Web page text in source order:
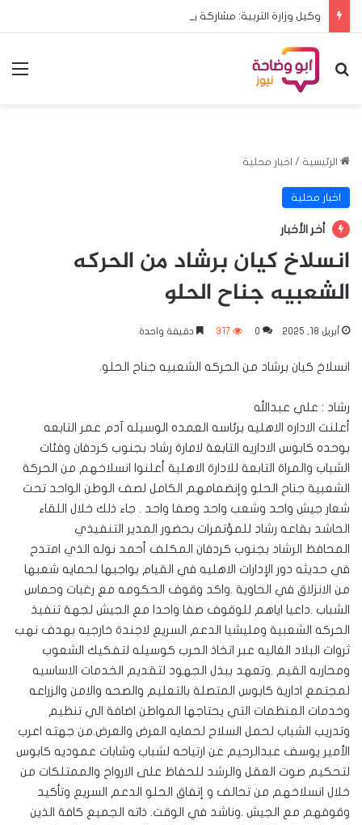
بحث عن
الرئيسية / اخبار محلية
اخبار محلية
أخر الأخبار
انسلاخ كيان برشاد من الحركه
الشعبيه جناح الحلو
أبريل 18, 2025 0
317 دقيقة واحدة
انسلاخ كيان برشاد من الحركه الشعبيه جناح الحلو.
رشاد : علي عبدالله
أعلنت الاداره الاهليه برئاسه العمده الوسيله آدم عمر التابعه
بوحده كابوس الاداريه التابعة لامارة رشاد بجنوب كردفان وفئات
الشباب والمراة التابعة للادارة الاهلية أعلنوا انسلاخهم من الحركة
الشعبية جناح الحلو وإنضمامهم الكامل لصف الوطن الواحد تحت
شعار جيش واحد وشعب واحد وصفا واحد . جاء ذلك خلال اللقاء
الحاشد بقاعه رشاد للمؤتمرات بحضور المدير التنفيذي
المحافظ الرشاد بجنوب كردفان المكلف أحمد نوله الذي امتدح
في حديثه دور الإدارات الاهليه في القيام بواجبها لحمايه شعبها
من الانزلاق في الحاوية .واكد وقوف الحكومه مع رغبات وحماس
الشباب .داعيا اياهم للوقوف صفا واحدا مع الجيش لجهة تنفيذ
الحركه الشعبية ومليشيا الدعم السريع لاجندة خارجيه بهدف نهب
ثروات البلاد الغاليه عبر اتخاذ الحرب كوسيله لتفكيك الشعوب
ومحاربه القيم .وتعهد ببذل الجهود لتقديم الخدمات الاساسيه
لمجتمع ادارية كابوس المتصلة بالتعليم والصحه والامن والزراعه
وخدمات المنظمات التي يحتاجها المواطن اضافة الي تنظيم
وتدريب الشباب لحمل السلاح لحمايه العرض والعرض.من جهته اعرب
الأمير يوسف عبدالرحيم عن ارتياحه لشباب وشابات عموديه كابوس
لتحكيم صوت العقل والرشد للحفاظ على الارواح والممتلكات من
خلال انسلاخهم من تحالف و إتفاق الحلو الدعم السريع وتأكيد
وقوفهم مع الجيش .وناشد في الوقت. ذاته الجميع كافة الذين